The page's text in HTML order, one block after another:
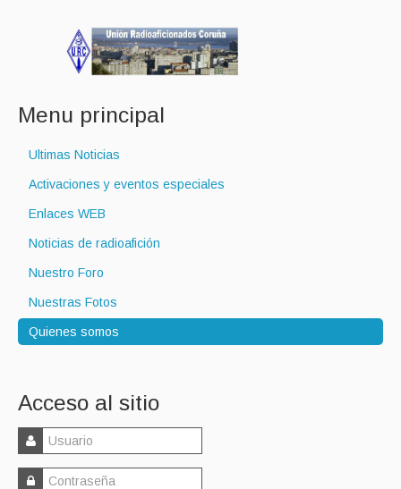
Menu principal
Ultimas Noticias
Activaciones y eventos especiales
Enlaces WEB
Noticias de radioafición
Nuestro Foro
Nuestras Fotos
Quienes somos
Acceso al sitio